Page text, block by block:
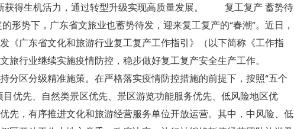
新获得生机活力，通过转型升级实现高质量发展。 复工复产 蓄势待
势下，广东省文旅业也蓄势待发，迎来复工复产的“春潮”。近日，
《广东省文化和旅游行业复工复产工作指引》（以下简称《工作指
旅行业继续实施疫情防控，稳步做好复工复产安全生产工作。
分区分级精准施策。在严格落实疫情防控措施的前提下，按照“五个
目优先、自然类景区优先、景区游览功能服务优先、低风险地区优
先，有序推进文化和旅游经营服务单位开放运营。其中，中风险、低